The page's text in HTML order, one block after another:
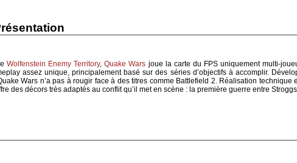
Wolfenstein Enemy Territory,Quake Wars joue la carte du FPS uniquement multi-
assez unique, principalement basé sur des séries d’objectifs à accomplir.
Wars n’a pas à rougir face à des titres comme Battlefield 2. Réalisation technique
des décors très adaptés au conflit qu’il met en scène : la première guerre entre